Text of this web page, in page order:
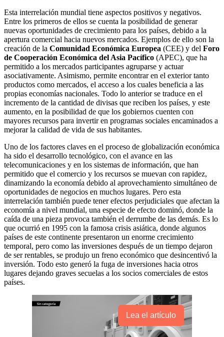
Esta interrelación mundial tiene aspectos positivos y negativos.
Entre los primeros de ellos se cuenta la posibilidad de generar
nuevas oportunidades de crecimiento para los países, debido a la
apertura comercial hacia nuevos mercados. Ejemplos de ello son la
creación de la Comunidad Económica Europea (CEE) y del Foro
de Cooperación Económica del Asia Pacífico (APEC), que ha
permitido a los mercados participantes agruparse y actuar
asociativamente. Asimismo, permite encontrar en el exterior tanto
productos como mercados, el acceso a los cuales beneficia a las
propias economías nacionales. Todo lo anterior se traduce en el
incremento de la cantidad de divisas que reciben los países, y este
aumento, en la posibilidad de que los gobiernos cuenten con
mayores recursos para invertir en programas sociales encaminados a
mejorar la calidad de vida de sus habitantes.
Uno de los factores claves en el proceso de globalización económica
ha sido el desarrollo tecnológico, con el avance en las
telecomunicaciones y en los sistemas de información, que han
permitido que el comercio y los recursos se muevan con rapidez,
dinamizando la economía debido al aprovechamiento simultáneo de
oportunidades de negocios en muchos lugares. Pero esta
interrelación también puede tener efectos perjudiciales que afectan la
economía a nivel mundial, una especie de efecto dominó, donde la
caída de una pieza provoca también el derrumbe de las demás. Es lo
que ocurrió en 1995 con la famosa crisis asiática, donde algunos
países de este continente presentaron un enorme crecimiento
temporal, pero como las inversiones después de un tiempo dejaron
de ser rentables, se produjo un freno económico que desincentivó la
inversión. Todo esto generó la fuga de inversiones hacia otros
lugares dejando graves secuelas a los socios comerciales de estos
países.
Lea el artículo